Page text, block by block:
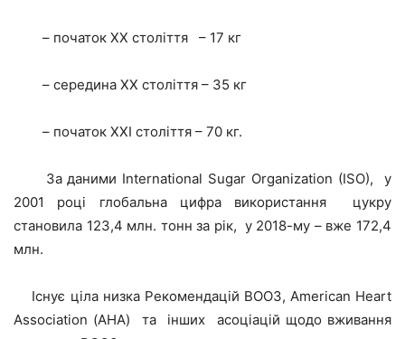
– початок ХХ століття – 17 кг
– середина ХХ століття – 35 кг
– початок ХХI століття – 70 кг.
За даними International Sugar Organization (ISO), у
2001 році глобальна цифра використання цукру
становила 123,4 млн. тонн за рік, у 2018-му – вже 172,4
млн.
Існує ціла низка Рекомендацій ВООЗ, American Heart
Association (АНА) та інших асоціацій щодо вживання